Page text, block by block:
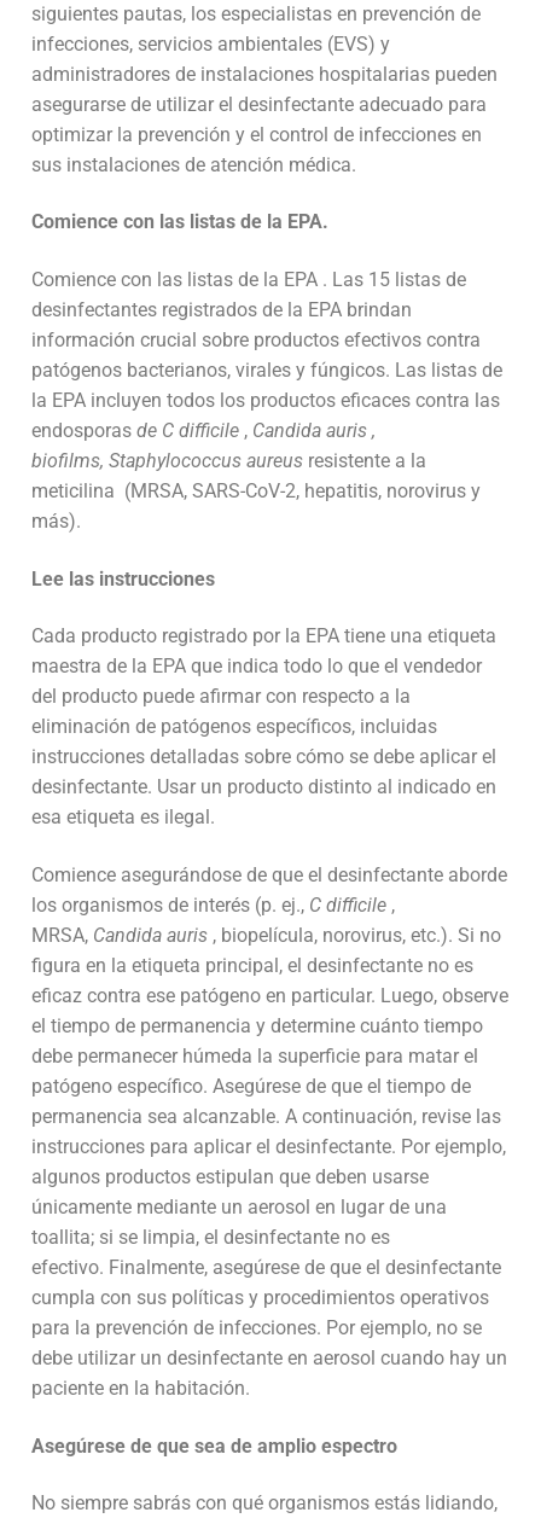
siguientes pautas, los especialistas en prevención de
infecciones, servicios ambientales (EVS) y
administradores de instalaciones hospitalarias pueden
asegurarse de utilizar el desinfectante adecuado para
optimizar la prevención y el control de infecciones en
sus instalaciones de atención médica.
Comience con las listas de la EPA.
Comience con las listas de la EPA . Las 15 listas de
desinfectantes registrados de la EPA brindan
información crucial sobre productos efectivos contra
patógenos bacterianos, virales y fúngicos. Las listas de
la EPA incluyen todos los productos eficaces contra las
endosporas de C difficile , Candida auris ,
biofilms, Staphylococcus aureus resistente a la
meticilina (MRSA, SARS-CoV-2, hepatitis, norovirus y
más).
Lee las instrucciones
Cada producto registrado por la EPA tiene una etiqueta
maestra de la EPA que indica todo lo que el vendedor
del producto puede afirmar con respecto a la
eliminación de patógenos específicos, incluidas
instrucciones detalladas sobre cómo se debe aplicar el
desinfectante. Usar un producto distinto al indicado en
esa etiqueta es ilegal.
Comience asegurándose de que el desinfectante aborde
los organismos de interés (p. ej., C difficile ,
MRSA, Candida auris , biopelícula, norovirus, etc.). Si no
figura en la etiqueta principal, el desinfectante no es
eficaz contra ese patógeno en particular. Luego, observe
el tiempo de permanencia y determine cuánto tiempo
debe permanecer húmeda la superficie para matar el
patógeno específico. Asegúrese de que el tiempo de
permanencia sea alcanzable. A continuación, revise las
instrucciones para aplicar el desinfectante. Por ejemplo,
algunos productos estipulan que deben usarse
únicamente mediante un aerosol en lugar de una
toallita; si se limpia, el desinfectante no es
efectivo. Finalmente, asegúrese de que el desinfectante
cumpla con sus políticas y procedimientos operativos
para la prevención de infecciones. Por ejemplo, no se
debe utilizar un desinfectante en aerosol cuando hay un
paciente en la habitación.
Asegúrese de que sea de amplio espectro
No siempre sabrás con qué organismos estás lidiando,